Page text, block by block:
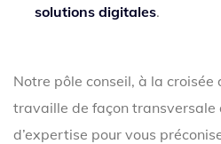
solutions digitales.
Notre pôle conseil, à la croisée
travaille de façon transversale
d’expertise pour vous